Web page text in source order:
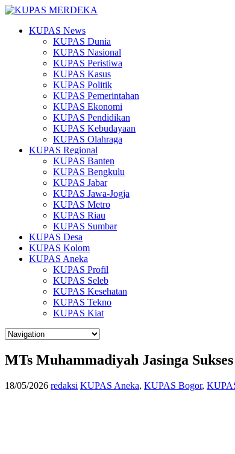
KUPAS News
KUPAS Dunia
KUPAS Nasional
KUPAS Peristiwa
KUPAS Kasus
KUPAS Politik
KUPAS Pemerintahan
KUPAS Ekonomi
KUPAS Pendidikan
KUPAS Kebudayaan
KUPAS Olahraga
KUPAS Regional
KUPAS Banten
KUPAS Bengkulu
KUPAS Jabar
KUPAS Jawa-Jogja
KUPAS Metro
KUPAS Riau
KUPAS Sumbar
KUPAS Desa
KUPAS Kolom
KUPAS Aneka
KUPAS Profil
KUPAS Seleb
KUPAS Kesehatan
KUPAS Tekno
KUPAS Kiat
MTs Muhammadiyah Jasinga
18/05/2026 redaksi KUPAS Aneka, KUPAS Bogor,